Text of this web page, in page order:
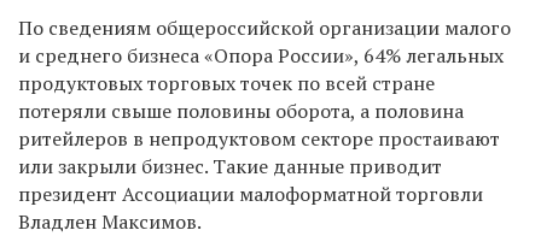
По сведениям общероссийской организации малого
и среднего бизнеса «Опора России», 64% легальных
продуктовых торговых точек по всей стране
потеряли свыше половины оборота, а половина
ритейлеров в непродуктовом секторе простаивают
или закрыли бизнес. Такие данные приводит
президент Ассоциации малоформатной торговли
Владлен Максимов.